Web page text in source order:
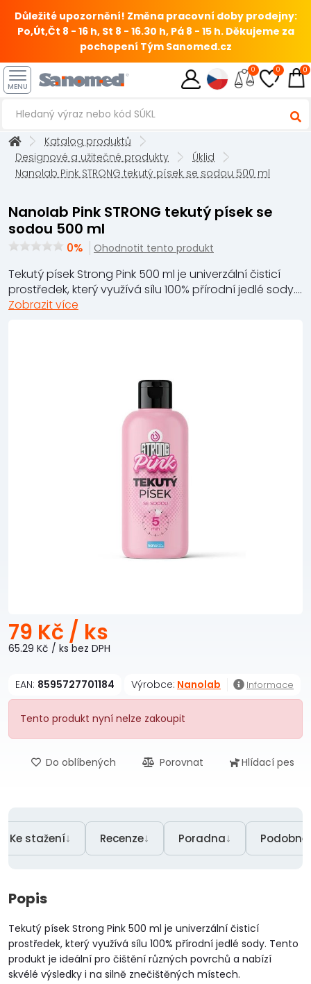
Důležité upozornění! Změna pracovní doby prodejny:
Po,Út,Čt 8 - 16 h, St 8 - 16.30 h, Pá 8 - 15 h. Děkujeme za
pochopení Tým Sanomed.cz
MENU
0 0 0
Katalog produktů
Designové a užitečné produkty
Úklid
Nanolab Pink STRONG tekutý písek se sodou 500 ml
Nanolab Pink STRONG tekutý písek se
sodou 500 ml
0% Ohodnotit tento produkt
Tekutý písek Strong Pink 500 ml je univerzální čisticí
prostředek, který využívá sílu 100% přírodní jedlé sody....
Zobrazit více
79 Kč / ks
65.29 Kč / ks bez DPH
EAN: 8595727701184 Výrobce: Nanolab Informace
Tento produkt nyní nelze zakoupit
Do oblíbených Porovnat Hlídací pes
Ke stažení↓ Recenze↓ Poradna↓
Popis
Tekutý písek Strong Pink 500 ml je univerzální čisticí
prostředek, který využívá sílu 100% přírodní jedlé sody. Tento
produkt je ideální pro čištění různých povrchů a nabízí
skvélé výsledky i na silně znečištěných místech.